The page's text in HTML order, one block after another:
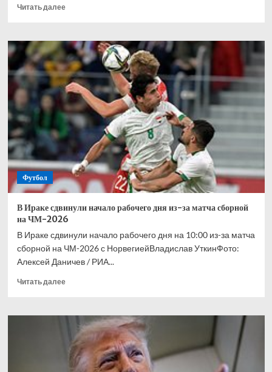
Читать далееПрочитать
В
Мексике
над
тренировочным
полем
команды-
участницы
ЧМ-2026
сбили
дрон
Футбол
В Ираке сдвинули начало рабочего дня из-за матча сборной
на ЧМ-2026
В Ираке сдвинули начало рабочего дня на 10:00 из-за матча
сборной на ЧМ-2026 с НорвегиейВладислав УткинФото:
Алексей Даничев / РИА...
Читать далееПрочитать
В
Ираке
сдвинули
начало
рабочего